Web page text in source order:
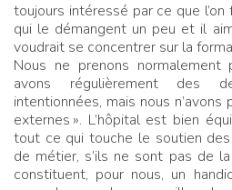
toujours intéressé par ce que
qui le démangent un peu et il
voudrait se concentrer sur la
Nous ne prenons normalement
avons régulièrement des
intentionnées, mais nous n’avons
externes ». L’hôpital est bien
tout ce qui touche le soutien
de métier, s’ils ne sont pas de
constituent, pour nous, un